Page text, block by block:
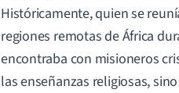
Históricamente, quien se
regiones remotas de África
encontraba con misioneros
las enseñanzas religiosas,